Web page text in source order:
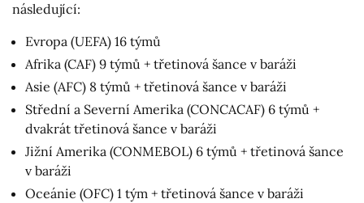
následující:
Evropa (UEFA) 16 týmů
Afrika (CAF) 9 týmů + třetinová šance v baráži
Asie (AFC) 8 týmů + třetinová šance v baráži
Střední a Severní Amerika (CONCACAF) 6 týmů +
dvakrát třetinová šance v baráži
Jižní Amerika (CONMEBOL) 6 týmů + třetinová šance
v baráži
Oceánie (OFC) 1 tým + třetinová šance v baráži